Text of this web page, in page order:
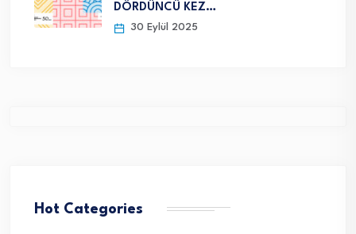
DÖRDÜNCÜ KEZ…
30 Eylül 2025
Hot Categories